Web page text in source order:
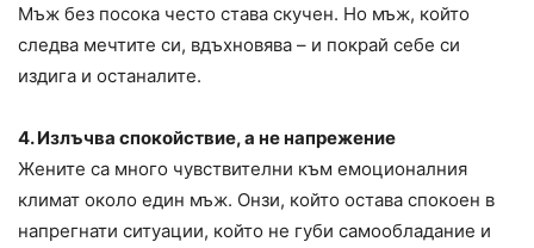
Мъж без посока често става скучен. Но мъж, който
следва мечтите си, вдъхновява – и покрай себе си
издига и останалите.
4. Излъчва спокойствие, а не напрежение
Жените са много чувствителни към емоционалния
климат около един мъж. Онзи, който остава спокоен в
напрегнати ситуации, който не губи самообладание и